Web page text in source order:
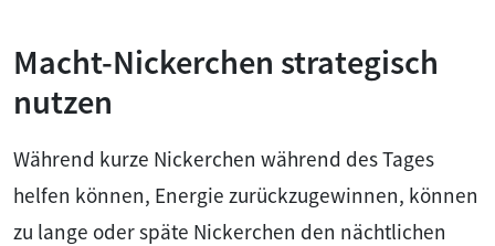
Macht-Nickerchen strategisch
nutzen
Während kurze Nickerchen während des Tages
helfen können, Energie zurückzugewinnen, können
zu lange oder späte Nickerchen den nächtlichen